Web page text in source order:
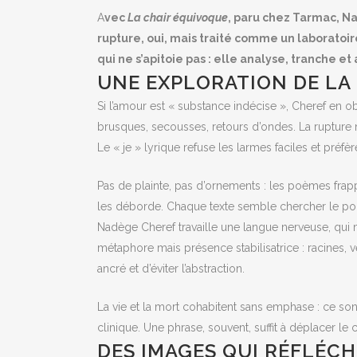
AvecLa chair équivoque, paru chez Tarmac,
rupture, oui, mais traité comme un
qui ne s’apitoie pas : elle analyse, tranche et
UNE EXPLORATION DE LA
Si l’amour est « substance indécise », Cheref en
brusques, secousses, retours d’ondes. La
Le « je » lyrique refuse les larmes faciles et
Pas de plainte, pas d’ornements : les poèmes
les déborde. Chaque texte semble chercher le
Nadège Cheref travaille une langue nerveuse,
métaphore mais présence stabilisatrice : racines,
ancré et d’éviter l’abstraction.
La vie et la mort cohabitent sans emphase : ce
clinique. Une phrase, souvent, suffit à déplacer le
DES IMAGES QUI